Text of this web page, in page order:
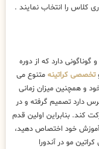
کلاس را انتخاب نمایند .
گوناگونی دارد که از دوره
تخصصی کراتینه متنوع می
و همچنین میزان زمانی
دارد تصمیم گرفته و در
کند. بنابراین اولین قدم
آموزش خود اختصاص دهید،
مو در آندورا